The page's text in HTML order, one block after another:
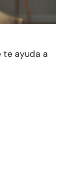
te ayuda a